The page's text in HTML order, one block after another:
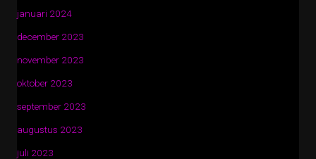
januari 2024
december 2023
november 2023
oktober 2023
september 2023
augustus 2023
juli 2023